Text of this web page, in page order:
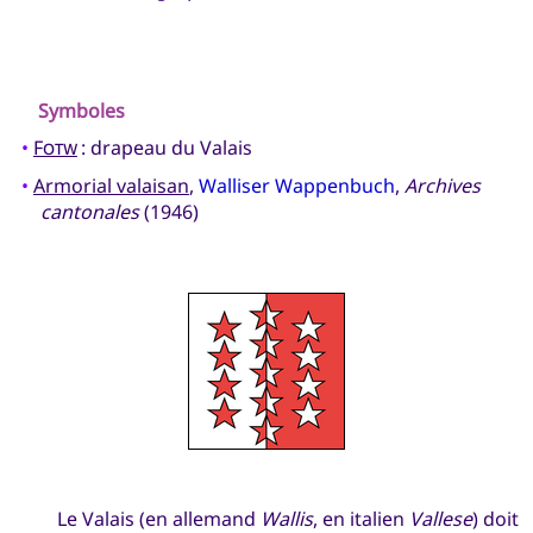
Symboles
• Fotw: drapeau du Valais
• Armorial valaisan, Walliser Wappenbuch, Archives
cantonales(1946)
Le Valais (en allemand Wallis, en italien Vallese) doit